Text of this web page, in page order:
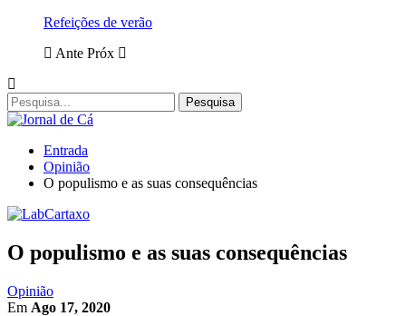
Refeições de verão
Ante Próx
Entrada
Opinião
O populismo e as suas consequências
O populismo e as suas consequências
Opinião
Em Ago 17, 2020